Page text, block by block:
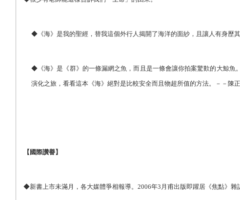
◆《海》是我的聖經，替我這個外行人揭開了海洋的面紗，且讓人有身歷
◆《海》是《群》的一條漏網之魚，而且是一條會讓你拍案驚歎的大鯨魚
演化之旅，看看這本《海》絕對是比較安全而且物超所值的方法。－－陳
【國際讚譽】
◆新書上市未滿月，各大媒體爭相報導。2006年3月甫出版即躍居《焦點》雜